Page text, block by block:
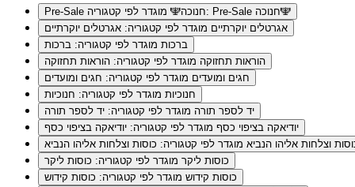
Pre-Sale חנוכה🕎
מוגדר לפי קטגוריה: Pre-Sale חנוכה🕎
אגרטלים יוקרתיים מוגדר לפי קטגוריה: אגרטלים יוקרתיים
ברכות מוגדר לפי קטגוריה: ברכות
הוראות תחזוקה מוגדר לפי קטגוריה: הוראות תחזוקה
חגים ומועדים מוגדר לפי קטגוריה: חגים ומועדים
חנוכיות מוגדר לפי קטגוריה: חנוכיות
יד לספר תורה מוגדר לפי קטגוריה: יד לספר תורה
יודיאקה בציפוי כסף מוגדר לפי קטגוריה: יודיאקה בציפוי כסף
וצלחות אליהו הנביא מוגדר לפי קטגוריה: כוסות וצלחות אליהו הנביא
כוסות ליקר מוגדר לפי קטגוריה: כוסות ליקר
כוסות קידוש מוגדר לפי קטגוריה: כוסות קידוש